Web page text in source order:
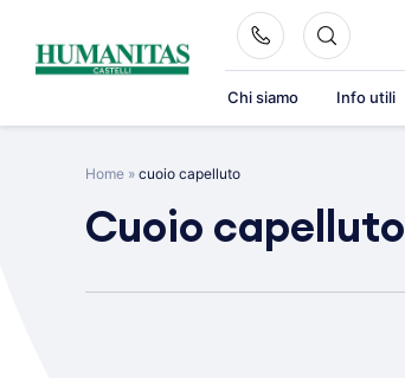
content
Chi siamo Info utili
Home » cuoio capelluto
Cuoio capelluto